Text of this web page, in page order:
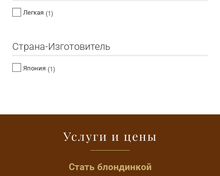
Легкая (1)
Страна-Изготовитель
Япония (1)
Услуги и цены
Стать блондинкой